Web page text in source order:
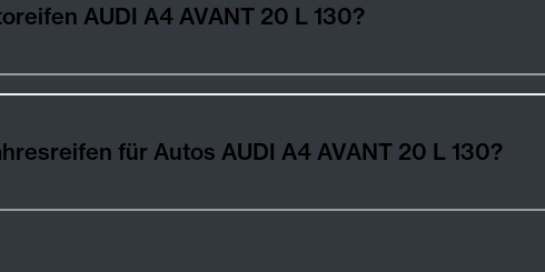
Wie wählt man die besten Autoreifen AUDI A4 AVANT 20 L 130?
Winter-, Sommer- und Ganzjahresreifen für Autos AUDI A4 AVANT 20 L 130?